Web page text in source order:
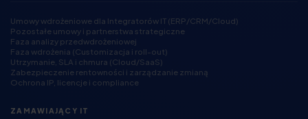
Umowy wdrożeniowe dla Integratorów IT (ERP/CRM/Cloud)
Pozostałe umowy i partnerstwa strategiczne
Faza analizy przedwdrożeniowej
Faza wdrożenia (Customizacja i roll-out)
Utrzymanie, SLA i chmura (Cloud/SaaS)
Zabezpieczenie rentowności i zarządzanie zmianą
Ochrona IP, licencje i compliance
ZAMAWIAJĄCY IT